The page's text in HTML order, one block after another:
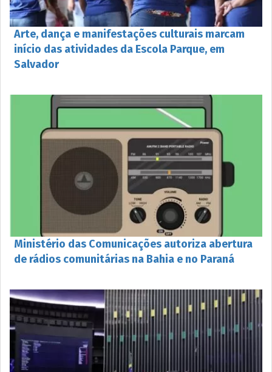
Arte, dança e manifestações culturais marcam
início das atividades da Escola Parque, em
Salvador
Ministério das Comunicações autoriza abertura
de rádios comunitárias na Bahia e no Paraná